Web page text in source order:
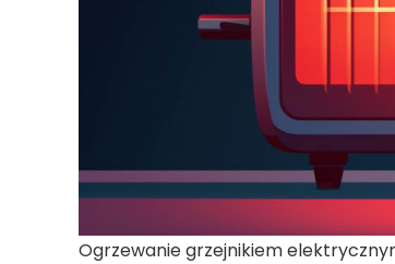
Ogrzewanie grzejnikiem